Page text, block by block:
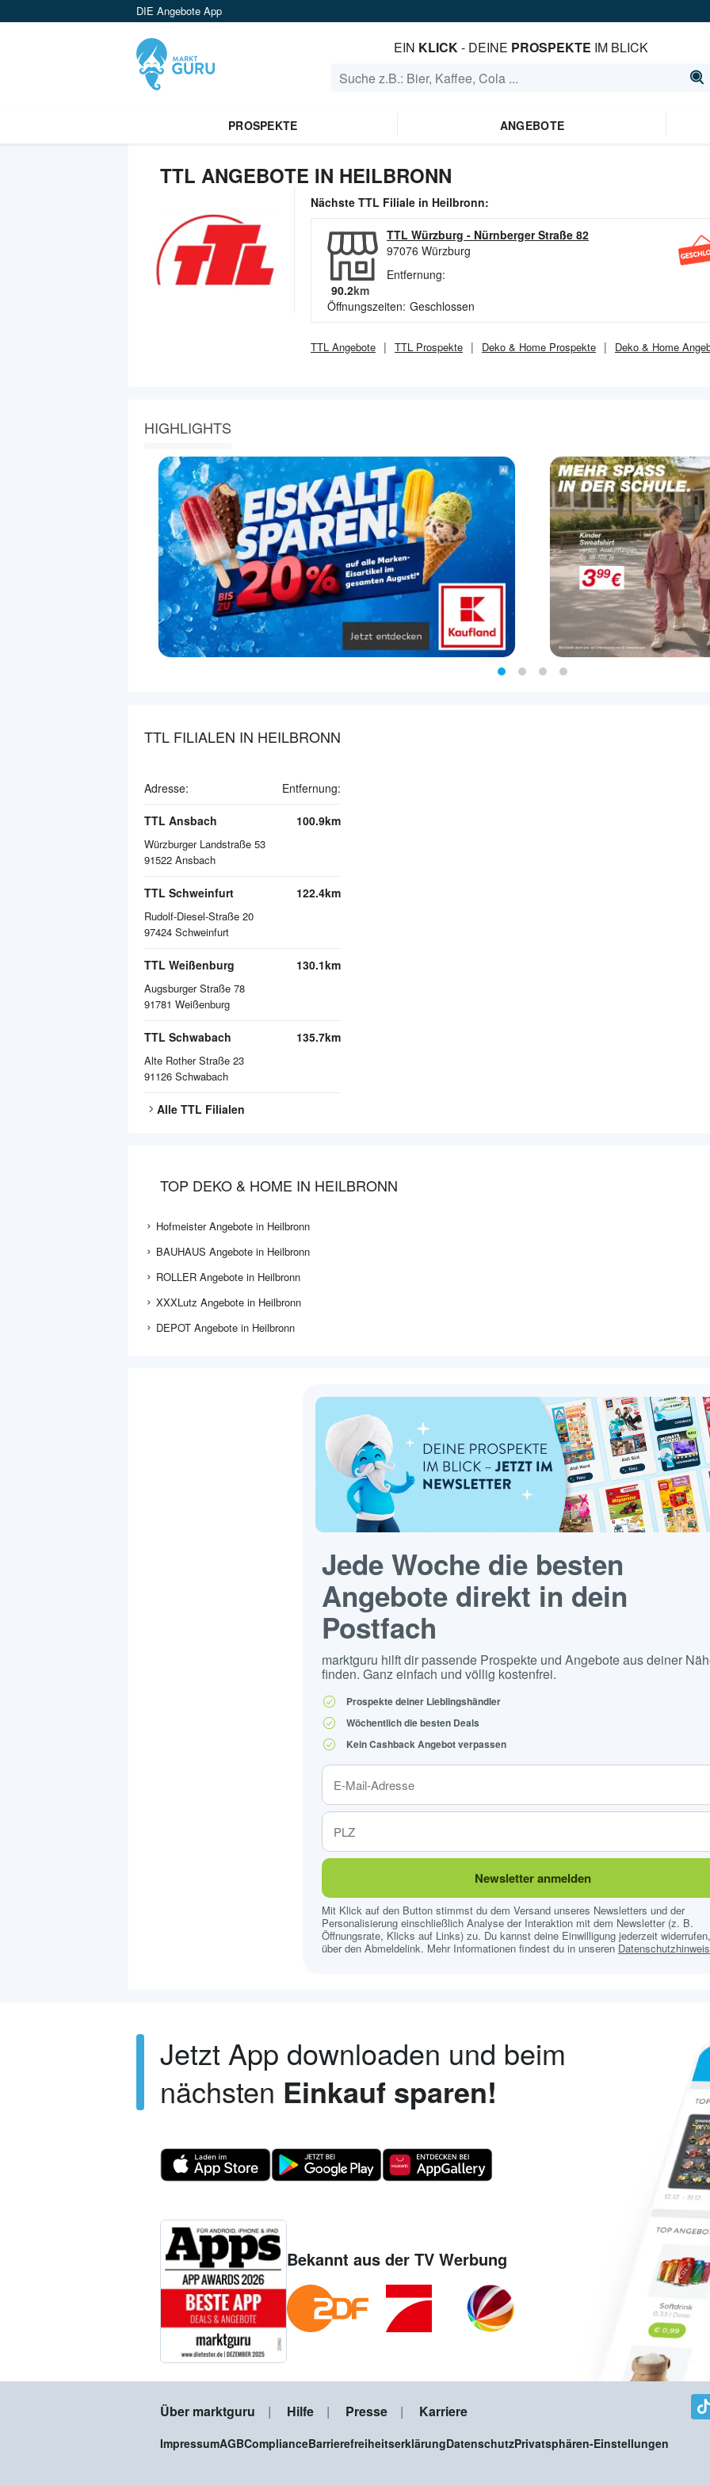
DIE Angebote App
EIN KLICK- DEINE PROSPEKTE IM BLICK
PROSPEKTE ANGEBOTE
TTL ANGEBOTE IN HEILBRONN
Nächste TTL Filiale in Heilbronn:
TTL Würzburg - Nürnberger Straße 82
97076 Würzburg
Entfernung:
90.2km
Öffnungszeiten: Geschlossen
TTL Angebote TTL Prospekte Deko & Home Prospekte Deko & Home
HIGHLIGHTS
TTL FILIALEN IN HEILBRONN
Adresse: Entfernung:
TTL Ansbach
Würzburger Landstraße 53
91522 Ansbach
100.9km
TTL Schweinfurt
Rudolf-Diesel-Straße 20
97424 Schweinfurt
122.4km
TTL Weißenburg
Augsburger Straße 78
91781 Weißenburg
130.1km
TTL Schwabach
Alte Rother Straße 23
91126 Schwabach
135.7km
Alle TTL Filialen
TOP DEKO & HOME IN HEILBRONN
Hofmeister Angebote in Heilbronn
BAUHAUS Angebote in Heilbronn
ROLLER Angebote in Heilbronn
XXXLutz Angebote in Heilbronn
DEPOT Angebote in Heilbronn
Jede Woche die besten
Angebote direkt in dein
Postfach
marktguru hilft dir passende Prospekte und Angebote aus deiner
finden. Ganz einfach und völlig kostenfrei.
Prospekte deiner Lieblingshändler
Wöchentlich die besten Deals
Kein Cashback Angebot verpassen
Newsletter anmelden
Mit Klick auf den Button stimmst du dem Versand unseres Newsletters und der
Personalisierung einschließlich Analyse der Interaktion mit dem Newsletter (z. B.
Öffnungsrate, Klicks auf Links) zu. Du kannst deine Einwilligung jederzeit
über den Abmeldelink. Mehr Informationen findest du in unseren
Jetzt App downloaden und beim
nächsten Einkauf sparen!
Bekannt aus der TV Werbung
Über marktguru Hilfe Presse Karriere
ImpressumAGBComplianceBarrierefreiheitserklärungDatenschutzPrivatsphären-Einstellungen